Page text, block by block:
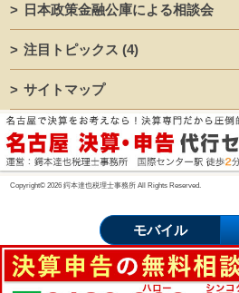
日本政策金融公庫による相談会
注目トピックス (4)
サイトマップ
Copyright© 2026 鍔本達也税理士事務所 All Rights Reserved.
モバイル